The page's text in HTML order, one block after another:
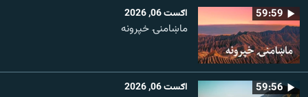
59:59 اګست 06, 2026
ماښامنۍ خپرونه
59:56 اګست 06, 2026